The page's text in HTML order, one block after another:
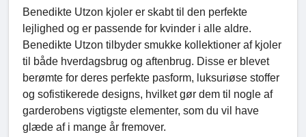
Benedikte Utzon kjoler er skabt til den perfekte
lejlighed og er passende for kvinder i alle aldre.
Benedikte Utzon tilbyder smukke kollektioner af kjoler
til både hverdagsbrug og aftenbrug. Disse er blevet
berømte for deres perfekte pasform, luksuriøse stoffer
og sofistikerede designs, hvilket gør dem til nogle af
garderobens vigtigste elementer, som du vil have
glæde af i mange år fremover.